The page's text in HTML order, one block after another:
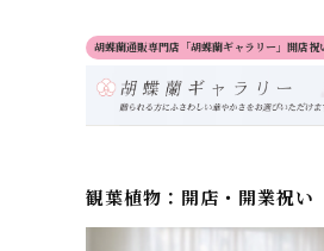
胡蝶蘭通販専門店「胡蝶蘭ギャラリー」開店祝
観葉植物：開店・開業祝い